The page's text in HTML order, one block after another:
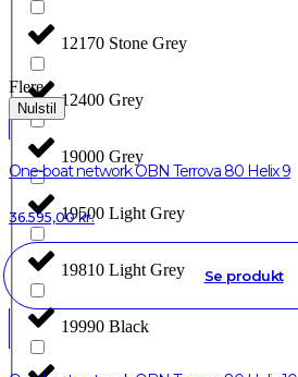
12170 Stone Grey
12400 Grey
19000 Grey
19500 Light Grey
19810 Light Grey
19990 Black
Flere
Nulstil
One-boat network OBN Terrova 80 Helix 9
36.595,00kr.
Se produkt